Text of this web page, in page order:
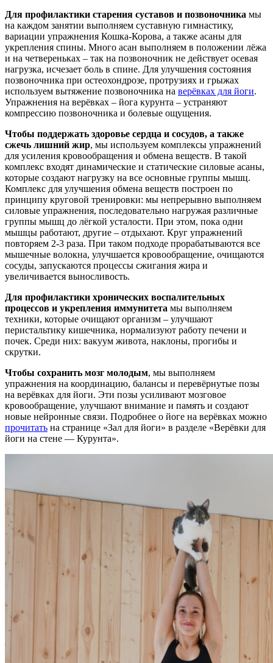
Для профилактики старения суставов и позвоночника мы
на каждом занятии выполняем суставную гимнастику,
вариации упражнения Кошка-Корова, а также асаны для
укрепления спины. Много асан выполняем в положении лëжа
и на четвереньках – так на позвоночник не действует осевая
нагрузка, исчезает боль в спине. Для улучшения состояния
позвоночника при остеохондрозе, протрузиях и грыжах
используем вытяжение позвоночника на верëвках для йоги.
Упражнения на верëвках – йога курунта – устраняют
компрессию позвоночника и болевые ощущения.
Чтобы поддержать здоровье сердца и сосудов, а также
сжечь лишний жир, мы используем комплексы упражнений
для усиления кровообращения и обмена веществ. В такой
комплекс входят динамические и статические силовые асаны,
которые создают нагрузку на все основные группы мышц.
Комплекс для улучшения обмена веществ построен по
принципу круговой тренировки: мы непрерывно выполняем
силовые упражнения, последовательно нагружая различные
группы мышц до лëгкой усталости. При этом, пока одни
мышцы работают, другие – отдыхают. Круг упражнений
повторяем 2-3 раза. При таком подходе прорабатываются все
мышечные волокна, улучшается кровообращение, очищаются
сосуды, запускаются процессы сжигания жира и
увеличивается выносливость.
Для профилактики хронических воспалительных
процессов и укрепления иммунитета мы выполняем
техники, которые очищают организм – улучшают
перистальтику кишечника, нормализуют работу печени и
почек. Среди них: вакуум живота, наклоны, прогибы и
скрутки.
Чтобы сохранить мозг молодым, мы выполняем
упражнения на координацию, балансы и перевëрнутые позы
на верëвках для йоги. Эти позы усиливают мозговое
кровообращение, улучшают внимание и память и создают
новые нейронные связи. Подробнее о йоге на верëвках можно
прочитать на странице «Зал для йоги» в разделе «Верёвки для
йоги на стене — Курунта».